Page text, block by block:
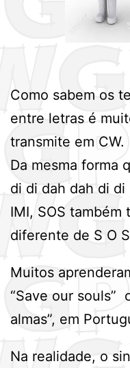
Como sabem os
entre letras é
transmite em CW.
Da mesma forma
di di dah dah di
IMI, SOS também
diferente de S O
Muitos
“Save our souls”
almas”, em
Na realidade, o